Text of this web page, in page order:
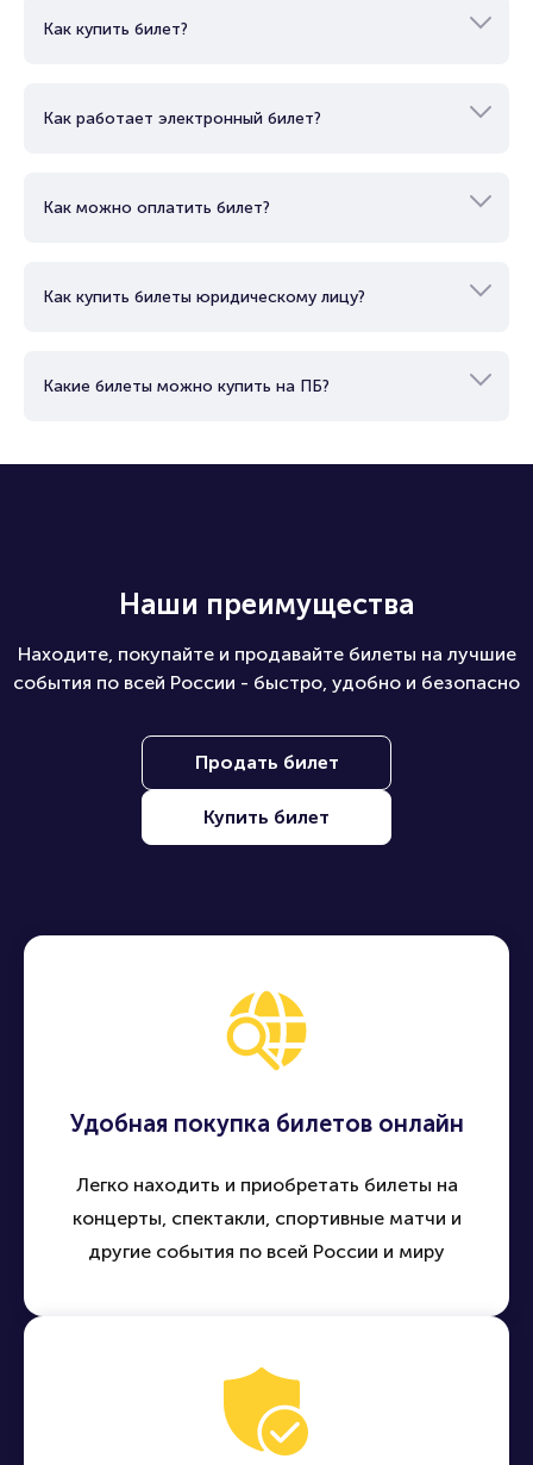
который должен был стать
банкротства.
десятью акционерами, каждый из
которых владел равными долями в 10%.
клуба рассматривались также варианты,
такие как "Ладожец", "Волхов" и "Нева", но
Этот клуб представляет не только новую
Ленинградской области в этом
Как купить билет?
Как работает электронный билет?
Как можно оплатить билет?
Как купить билеты юридическому лицу?
Какие билеты можно купить на ПБ?
Наши преимущества
Находите, покупайте и продавайте билеты на лучшие
события по всей России - быстро, удобно и безопасно
Продать билет
Купить билет
Удобная покупка билетов онлайн
Легко находить и приобретать билеты на
концерты, спектакли, спортивные матчи и
другие события по всей России и миру